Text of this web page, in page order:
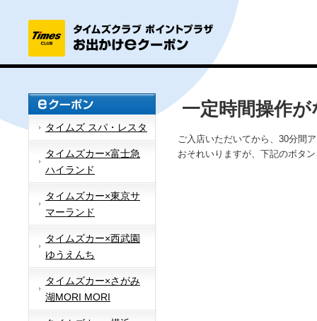
タイムズ スパ・レスタ
タイムズカー×富士急
ハイランド
タイムズカー×東京サ
マーランド
タイムズカー×西武園
ゆうえんち
タイムズカー×さがみ
湖MORI MORI
一定時間操作
ご入店いただいてから、30分間
おそれいりますが、下記のボタ